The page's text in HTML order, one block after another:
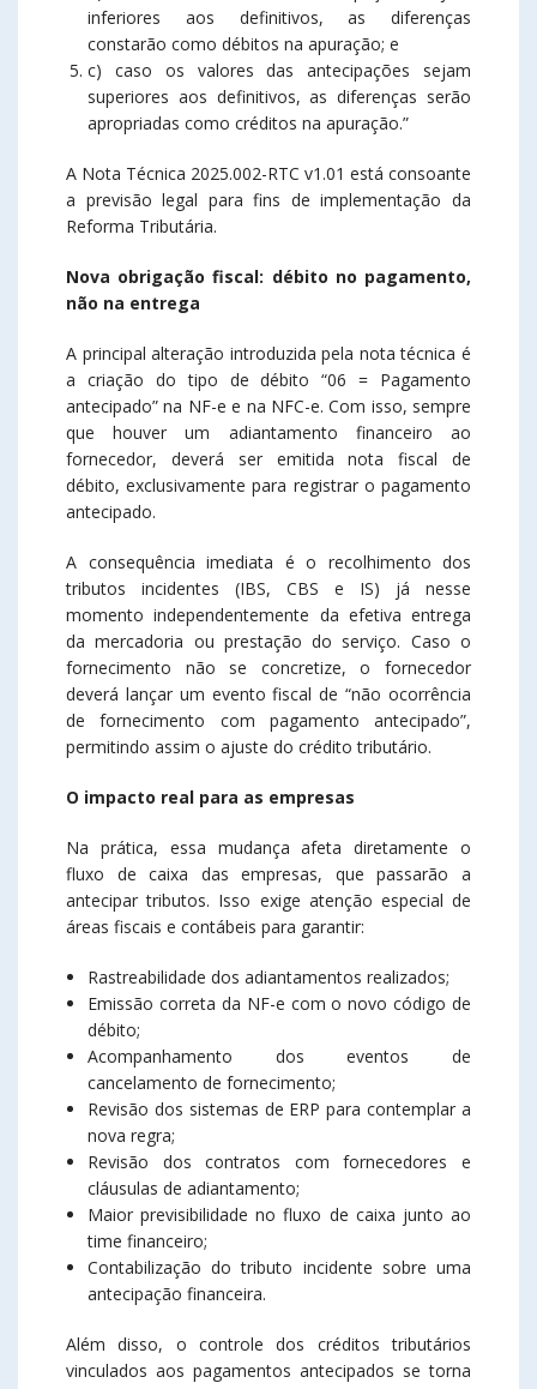
inferiores aos definitivos, as diferenças
constarão como débitos na apuração; e
c) caso os valores das antecipações sejam
superiores aos definitivos, as diferenças serão
apropriadas como créditos na apuração.”
A Nota Técnica 2025.002-RTC v1.01 está consoante
a previsão legal para fins de implementação da
Reforma Tributária.
Nova obrigação fiscal: débito no pagamento,
não na entrega
A principal alteração introduzida pela nota técnica é
a criação do tipo de débito “06 = Pagamento
antecipado” na NF-e e na NFC-e. Com isso, sempre
que houver um adiantamento financeiro ao
fornecedor, deverá ser emitida nota fiscal de
débito, exclusivamente para registrar o pagamento
antecipado.
A consequência imediata é o recolhimento dos
tributos incidentes (IBS, CBS e IS) já nesse
momento independentemente da efetiva entrega
da mercadoria ou prestação do serviço. Caso o
fornecimento não se concretize, o fornecedor
deverá lançar um evento fiscal de “não ocorrência
de fornecimento com pagamento antecipado”,
permitindo assim o ajuste do crédito tributário.
O impacto real para as empresas
Na prática, essa mudança afeta diretamente o
fluxo de caixa das empresas, que passarão a
antecipar tributos. Isso exige atenção especial de
áreas fiscais e contábeis para garantir:
Rastreabilidade dos adiantamentos realizados;
Emissão correta da NF-e com o novo código de
débito;
Acompanhamento dos eventos de
cancelamento de fornecimento;
Revisão dos sistemas de ERP para contemplar a
nova regra;
Revisão dos contratos com fornecedores e
cláusulas de adiantamento;
Maior previsibilidade no fluxo de caixa junto ao
time financeiro;
Contabilização do tributo incidente sobre uma
antecipação financeira.
Além disso, o controle dos créditos tributários
vinculados aos pagamentos antecipados se torna